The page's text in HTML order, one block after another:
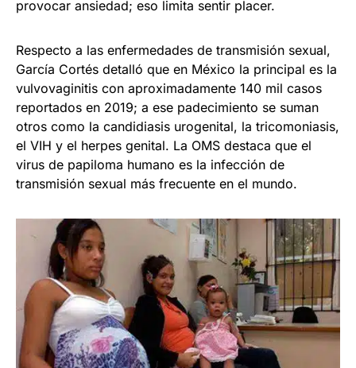
provocar ansiedad; eso limita sentir placer.
Respecto a las enfermedades de transmisión sexual,
García Cortés detalló que en México la principal es la
vulvovaginitis con aproximadamente 140 mil casos
reportados en 2019; a ese padecimiento se suman
otros como la candidiasis urogenital, la tricomoniasis,
el VIH y el herpes genital. La OMS destaca que el
virus de papiloma humano es la infección de
transmisión sexual más frecuente en el mundo.